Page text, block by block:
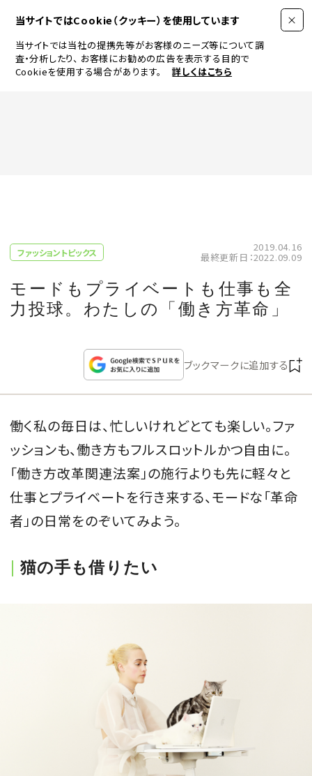
当サイトではCookie（クッキー）を使用しています
当サイトでは当社の提携先等がお客様のニーズ等について調
査・分析したり、 お客様にお勧めの広告を表示する目的で
Cookieを使用する場合があります。
詳しくはこちら
LIFESTYLE
CULTURE
CELEBRITY
WEDDING
FORTUNE
SDGs
MAGAZINE
Log in or Sign up
SPUR読者のためのメンバーシッププログラム
「The SPUR Club」。便利な機能と特典を無料で楽し
ファッショントピックス 2019.04.16
最終更新日：2022.09.09
モードもプライベートも仕事も全
力投球。わたしの「働き方革命」
ブックマークに追加する
働く私の毎日は、忙しいけれどとても楽しい。ファ
ッションも、働き方もフルスロットルかつ自由に。
「働き方改革関連法案」の施行よりも先に軽々と
仕事とプライベートを行き来する、モードな「革命
者」の日常をのぞいてみよう。
猫の手も借りたい